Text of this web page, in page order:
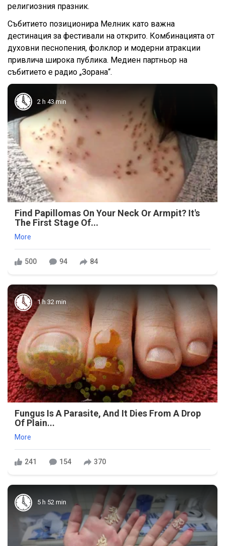
религиозния празник.
Събитието позиционира Мелник като важна
дестинация за фестивали на открито. Комбинацията от
духовни песнопения, фолклор и модерни атракции
привлича широка публика. Медиен партньор на
събитието е радио „Зорана“.
2 h 43 min
Find Papillomas On Your Neck Or Armpit? It's
The First Stage Of...
More
500 94 84
1 h 32 min
Fungus Is A Parasite, And It Dies From A Drop
Of Plain...
More
241 154 370
5 h 52 min